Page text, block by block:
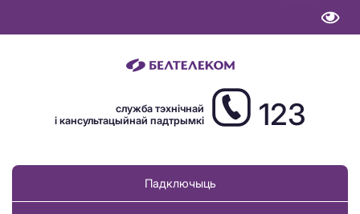
служба тэхнічнай
і кансультацыйнай падтрымкі
123
Падключыць